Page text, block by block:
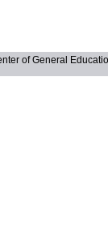
of General